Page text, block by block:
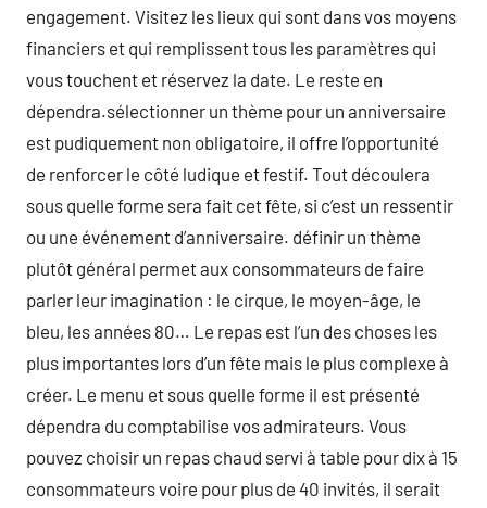
engagement. Visitez les lieux qui sont dans vos moyens
financiers et qui remplissent tous les paramètres qui
vous touchent et réservez la date. Le reste en
dépendra.sélectionner un thème pour un anniversaire
est pudiquement non obligatoire, il offre l’opportunité
de renforcer le côté ludique et festif. Tout découlera
sous quelle forme sera fait cet fête, si c’est un ressentir
ou une événement d’anniversaire. définir un thème
plutôt général permet aux consommateurs de faire
parler leur imagination : le cirque, le moyen-âge, le
bleu, les années 80… Le repas est l’un des choses les
plus importantes lors d’un fête mais le plus complexe à
créer. Le menu et sous quelle forme il est présenté
dépendra du comptabilise vos admirateurs. Vous
pouvez choisir un repas chaud servi à table pour dix à 15
consommateurs voire pour plus de 40 invités, il serait